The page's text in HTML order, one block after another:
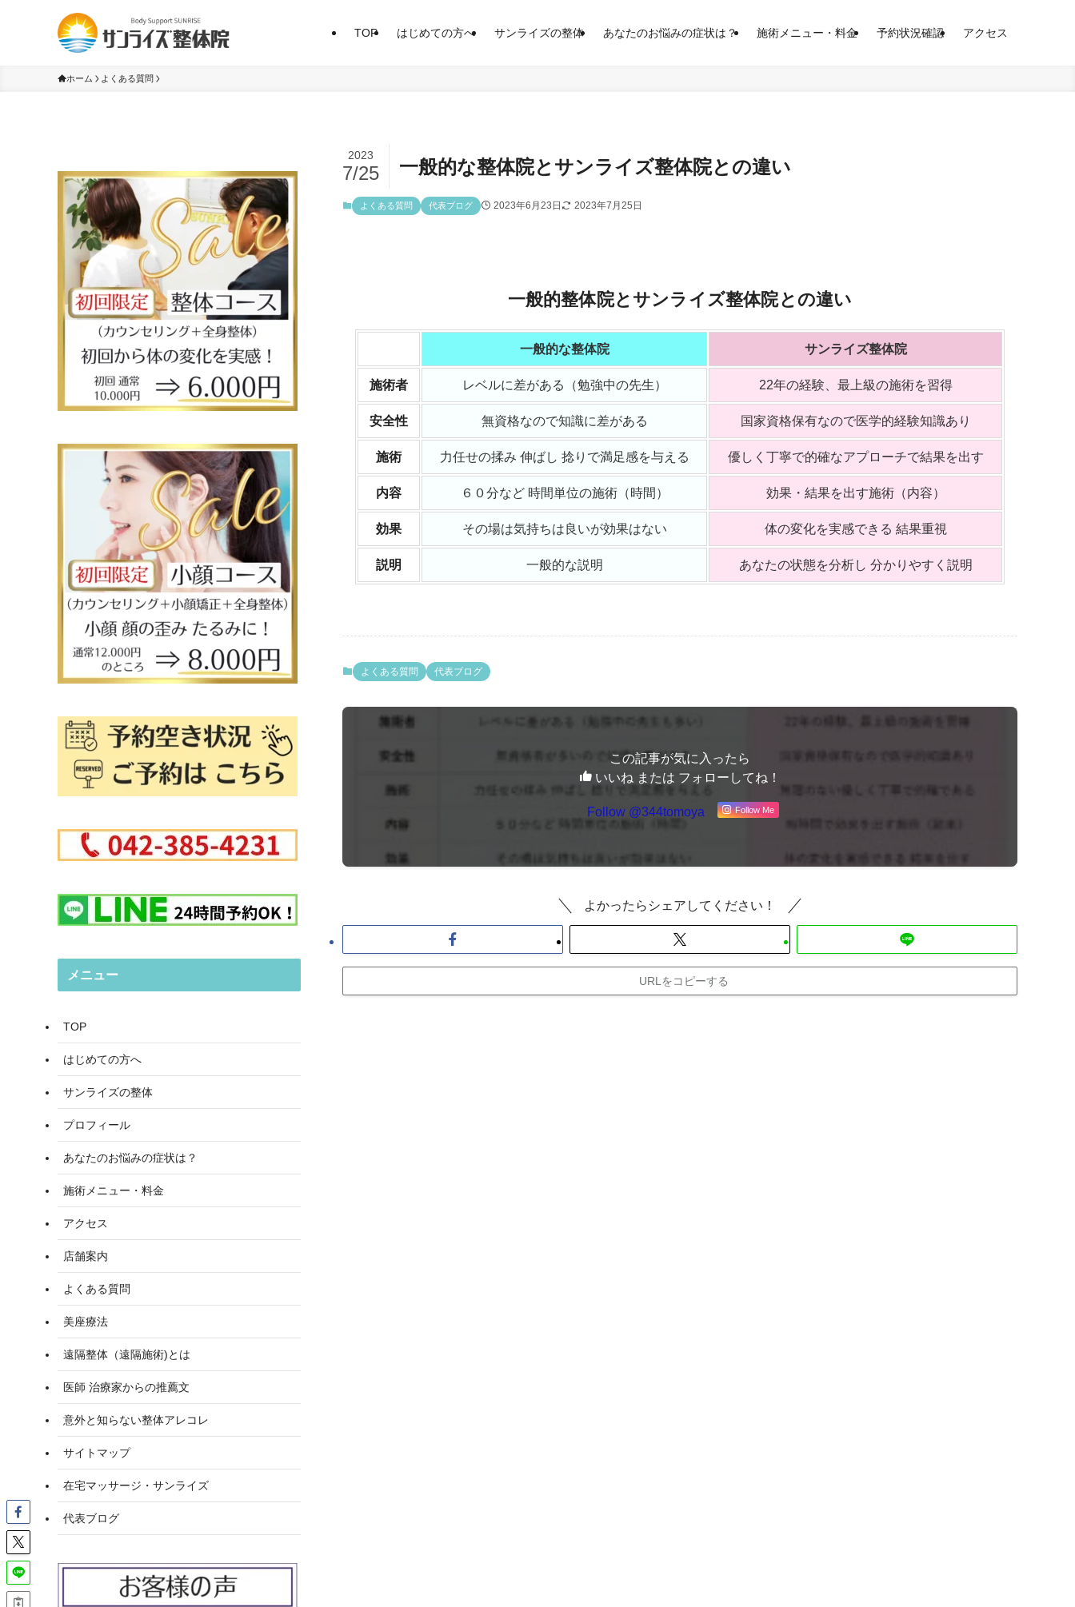
TOP はじめての方へ サンライズの整体 あなたのお悩みの症状は？ 施術メニュー・料金 予約状況確認 アクセス
ホーム よくある質問
一般的な整体院とサンライズ整体院との違い
2023
7/25
よくある質問 代表ブログ 2023年6月23日 2023年7月25日
一般的整体院とサンライズ整体院との違い
一般的な整体院 サンライズ整体院
施術者 レベルに差がある（勉強中の先生） 22年の経験、最上級の施術を習得
安全性 無資格なので知識に差がある 国家資格保有なので医学的経験知識あり
施術 力任せの揉み 伸ばし 捻りで満足感を与える 優しく丁寧で的確なアプローチで結果を出す
内容 ６０分など 時間単位の施術（時間） 効果・結果を出す施術（内容）
効果 その場は気持ちは良いが効果はない 体の変化を実感できる 結果重視
説明 一般的な説明 あなたの状態を分析し 分かりやすく説明
よくある質問 代表ブログ
この記事が気に入ったら
いいね または フォローしてね！
Follow @344tomoya Follow Me
よかったらシェアしてください！
URLをコピーする
メニュー
TOP
はじめての方へ
サンライズの整体
プロフィール
あなたのお悩みの症状は？
施術メニュー・料金
アクセス
店舗案内
よくある質問
美座療法
遠隔整体（遠隔施術)とは
医師 治療家からの推薦文
意外と知らない整体アレコレ
サイトマップ
在宅マッサージ・サンライズ
代表ブログ